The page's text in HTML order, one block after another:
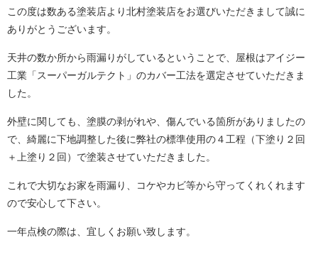
この度は数ある塗装店より北村塗装店をお選びいただきまして誠に
ありがとうございます。
天井の数か所から雨漏りがしているということで、屋根はアイジー
工業「スーパーガルテクト」のカバー工法を選定させていただきま
した。
外壁に関しても、塗膜の剥がれや、傷んでいる箇所がありましたの
で、綺麗に下地調整した後に弊社の標準使用の４工程（下塗り２回
＋上塗り２回）で塗装させていただきました。
これで大切なお家を雨漏り、コケやカビ等から守ってくれくれます
ので安心して下さい。
一年点検の際は、宜しくお願い致します。